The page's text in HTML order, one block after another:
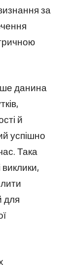
за
данина
й
успішно
Така
для